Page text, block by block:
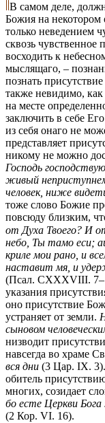
В самом деле,
Божия на некотором
только неведением
сквозь чувственное
восходить к
мыслящаго, –
познать
также невидимо, как
на месте
заключить в себе
из себя онаго не
представляет
никому не можно
Господь
живый
человек, ниже
тоже слово Божие
повсюду близким,
от Духа Твоего? И
небо, Ты тамо ecu;
криле мои рано, и
наставит мя, и
(Псал. CXXXVIII.
указания
оно присутствие
устраняет от земли.
сыновом
низводит
навсегда во храме
вся дни (3 Цар. IX.
обитель
многих, созидает
бо есте Церкви Бога
(2 Кор. VI. 16).